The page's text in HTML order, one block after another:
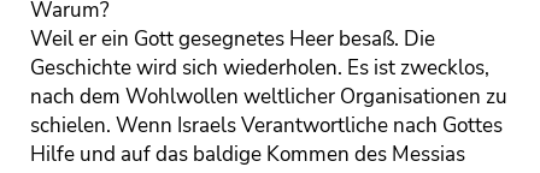
Warum?
Weil er ein Gott gesegnetes Heer besaß. Die
Geschichte wird sich wiederholen. Es ist zwecklos,
nach dem Wohlwollen weltlicher Organisationen zu
schielen. Wenn Israels Verantwortliche nach Gottes
Hilfe und auf das baldige Kommen des Messias